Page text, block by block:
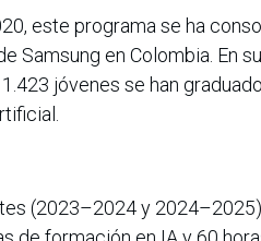
este programa se ha
Samsung en Colombia. En
jóvenes se han
(2023–2024 y